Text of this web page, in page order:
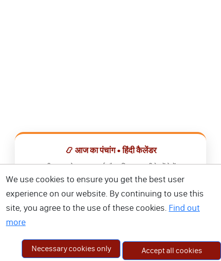
📿 आज का पंचांग • हिंदी कैलेंडर
सभी व्रत, त्योहार, शुभ मुहूर्त और राशिफल एक ही ऐप में देखें।
📅 हिंदी कैलेंडर ऐप डाउनलोड करें
We use cookies to ensure you get the best user
experience on our website. By continuing to use this
site, you agree to the use of these cookies. Find out
more
Necessary cookies only Accept all cookies